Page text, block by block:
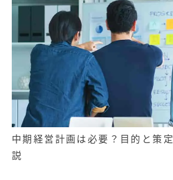
中期経営計画は必要？目的と策
説